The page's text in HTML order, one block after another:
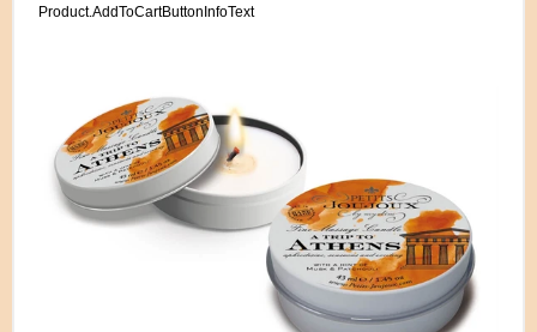
Product.AddToCartButtonInfoText